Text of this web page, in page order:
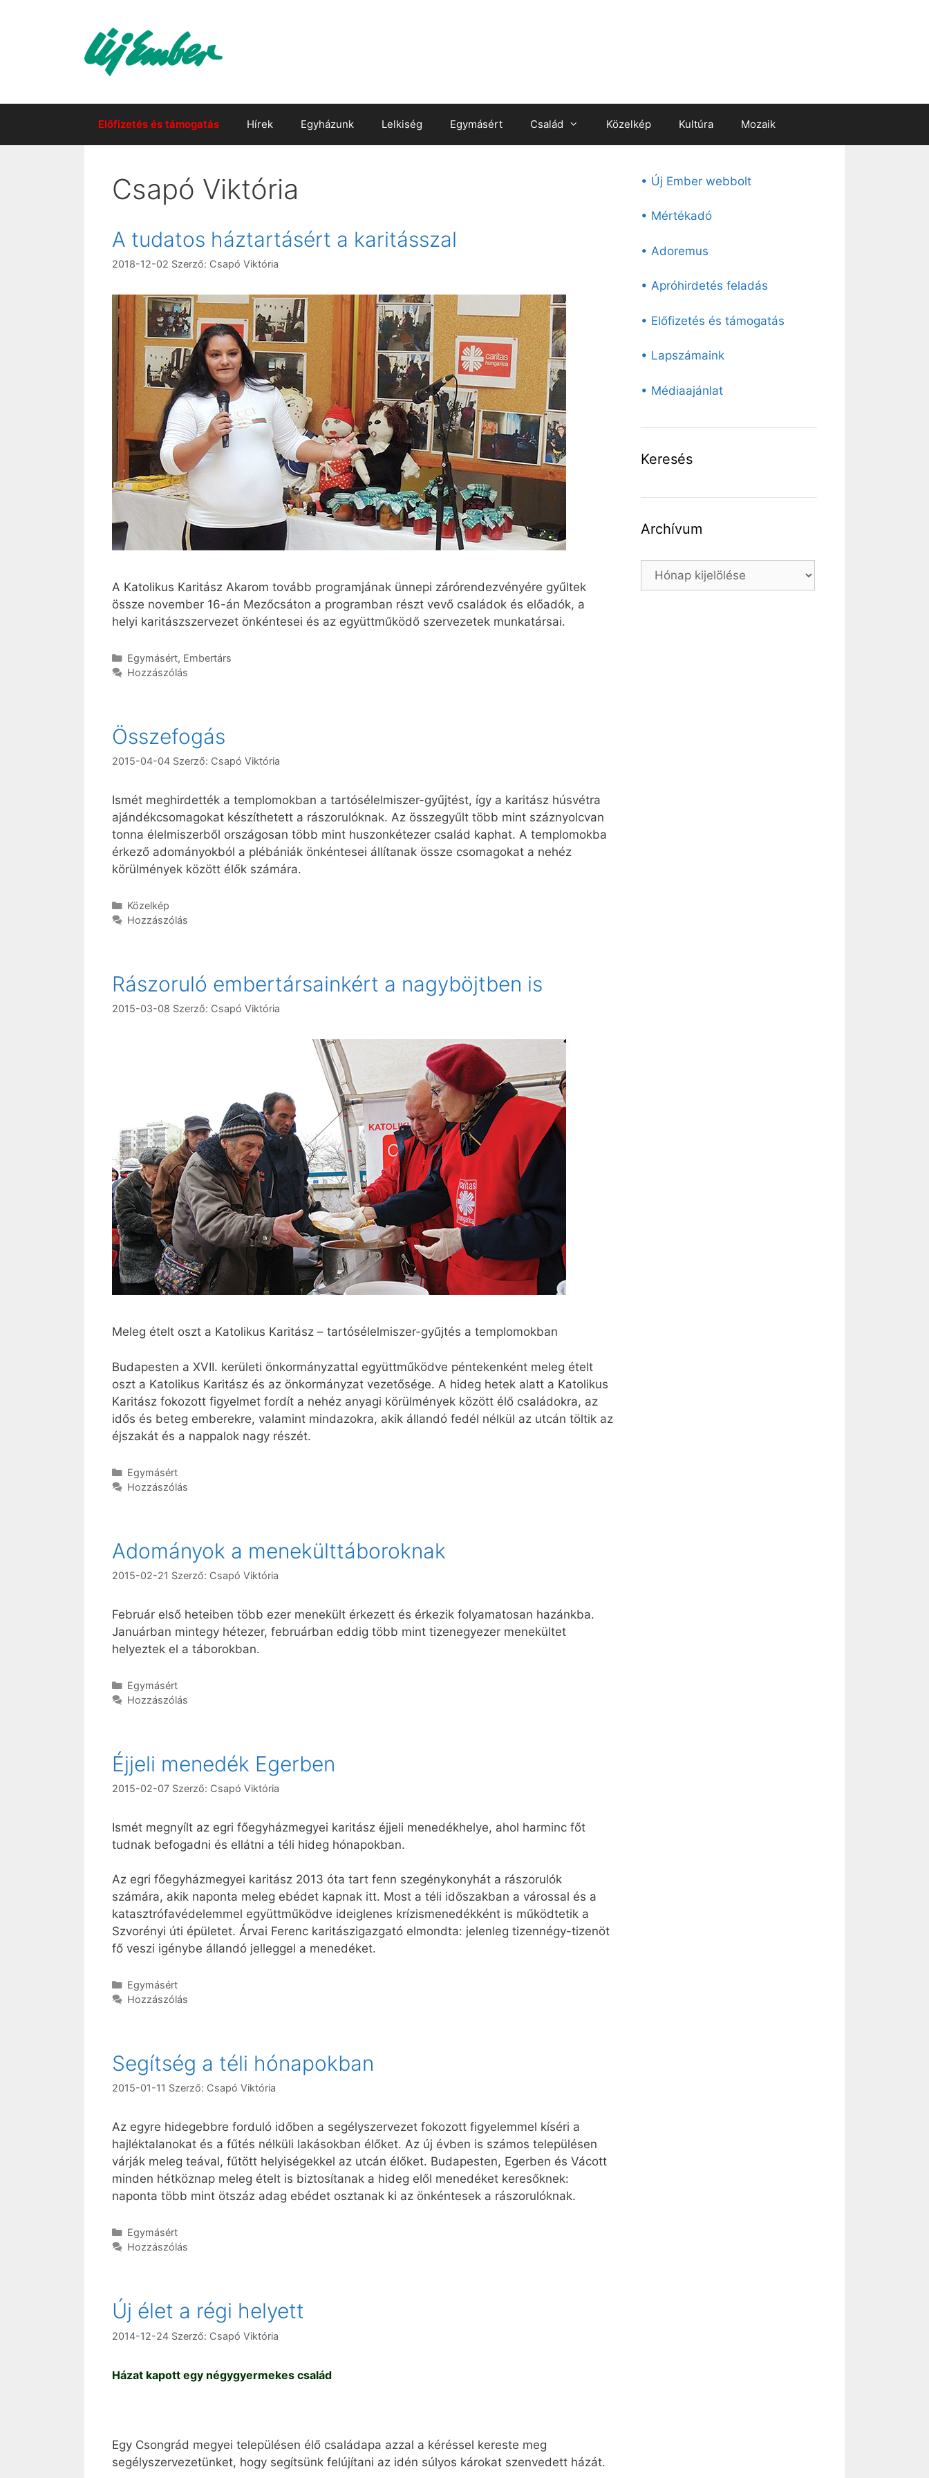
Előfizetés és támogatás Hírek Egyházunk Lelkiség Egymásért Család Közelkép Kultúra Mozaik
Csapó Viktória
A tudatos háztartásért a karitásszal
2018-12-02 Szerző: Csapó Viktória
A Katolikus Karitász Akarom tovább programjának ünnepi záró­ren­dezvényére gyűltek
össze november 16-án Mezőcsáton a programban részt vevő családok és előadók, a
helyi karitászszervezet önkéntesei és az együttműködő szervezetek munkatársai.
Kategória
Egymásért, Embertárs
Hozzászólás
Összefogás
2015-04-04 Szerző: Csapó Viktória
Ismét meghirdették a templomokban a tartósélelmiszer-gyűjtést, így a karitász húsvétra
ajándékcsomagokat készíthetett a rászorulóknak. Az összegyűlt több mint száznyolcvan
tonna élelmiszerből országosan több mint huszonkétezer család kaphat. A templomokba
érkező adományokból a plébániák önkéntesei állítanak össze csomagokat a nehéz
körülmények között élők számára.
Kategória
Közelkép
Hozzászólás
Rászoruló embertársainkért a nagyböjtben is
2015-03-08 Szerző: Csapó Viktória
Meleg ételt oszt a Katolikus Karitász – tartósélelmiszer-gyűjtés a templomokban
Budapesten a XVII. kerületi önkormányzattal együttműködve péntekenként meleg ételt
oszt a Katolikus Karitász és az önkormányzat vezetősége. A hideg hetek alatt a Katolikus
Karitász fokozott figyelmet fordít a nehéz anyagi körülmények között élő családokra, az
idős és beteg emberekre, valamint mindazokra, akik állandó fedél nélkül az utcán töltik az
éjszakát és a nappalok nagy részét.
Kategória
Egymásért
Hozzászólás
Adományok a menekülttáboroknak
2015-02-21 Szerző: Csapó Viktória
Február első heteiben több ezer menekült érkezett és érkezik folyamatosan hazánkba.
Januárban mintegy hétezer, februárban eddig több mint tizenegyezer menekültet
helyeztek el a táborokban.
Kategória
Egymásért
Hozzászólás
Éjjeli menedék Egerben
2015-02-07 Szerző: Csapó Viktória
Ismét megnyílt az egri főegyházmegyei karitász éjjeli menedékhelye, ahol harminc főt
tudnak befogadni és ellátni a téli hideg hónapokban.
Az egri főegyházmegyei karitász 2013 óta tart fenn szegénykonyhát a rászorulók
számára, akik naponta meleg ebédet kapnak itt. Most a téli időszakban a várossal és a
katasztrófavédelemmel együttműködve ideiglenes krízismenedékként is működtetik a
Szvorényi úti épületet. Árvai Ferenc karitászigazgató elmondta: jelenleg tizennégy-tizenöt
fő veszi igénybe állandó jelleggel a menedéket.
Kategória
Egymásért
Hozzászólás
Segítség a téli hónapokban
2015-01-11 Szerző: Csapó Viktória
Az egyre hidegebbre forduló időben a segélyszervezet fokozott figyelemmel kíséri a
hajléktalanokat és a fűtés nélküli lakásokban élőket. Az új évben is számos településen
várják meleg teával, fűtött helyiségekkel az utcán élőket. Budapesten, Egerben és Vácott
minden hétköznap meleg ételt is biztosítanak a hideg elől menedéket keresőknek:
naponta több mint ötszáz adag ebédet osztanak ki az önkéntesek a rászorulóknak.
Kategória
Egymásért
Hozzászólás
Új élet a régi helyett
2014-12-24 Szerző: Csapó Viktória
Házat kapott egy négygyermekes család
Egy Csongrád megyei településen élő családapa azzal a kéréssel kereste meg
segélyszervezetünket, hogy segítsünk felújítani az idén súlyos károkat szenvedett házát.
• Új Ember webbolt
• Mértékadó
• Adoremus
• Apróhirdetés feladás
• Előfizetés és támogatás
• Lapszámaink
• Médiaajánlat
Keresés
Archívum
Archívum